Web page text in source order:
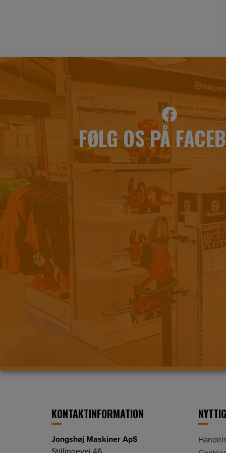
FØLG OS PÅ
KONTAKTINFORMATION
Jongshøj Maskiner ApS